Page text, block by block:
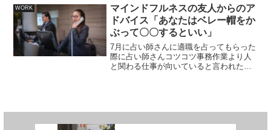
ごろちょっとした不注意で...
WORK
マインドフルネスの友人からのア
ドバイス「あなたはベレー帽をか
ぶって〇〇するといい」
7月に占い師さんに適職を占ってもらった
際に占い師さんコツコツ事務作業より人
と関わる仕事が向いていると言われたの